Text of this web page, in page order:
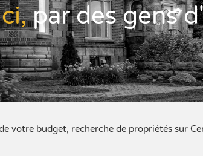
par des gens
votre budget, recherche de propriétés sur